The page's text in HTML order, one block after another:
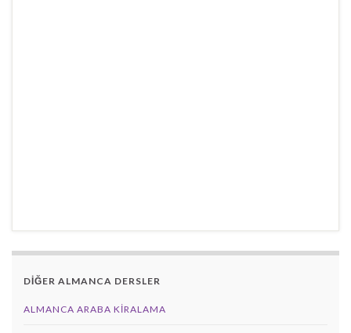
DİĞER ALMANCA DERSLER
ALMANCA ARABA KIRALAMA